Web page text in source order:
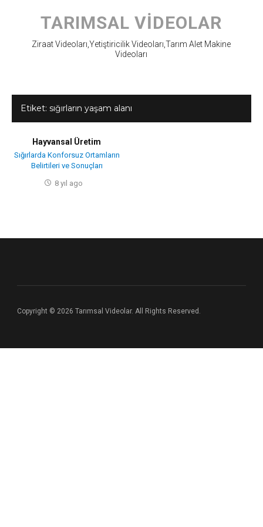
content
TARIMSAL VIDEOLAR
Ziraat Videoları,Yetiştiricilik Videoları,Tarım Alet Makine
Videoları
Etiket: sığırların yaşam alanı
Hayvansal Üretim
Sığırlarda Konforsuz Ortamların
Belirtileri ve Sonuçları
8 yıl ago
Copyright © 2026 Tarımsal Videolar. All Rights Reserved.